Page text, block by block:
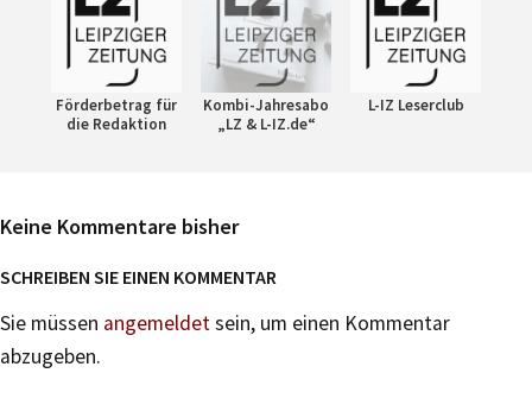
Förderbetrag für
die Redaktion
Kombi-Jahresabo
„LZ & L-IZ.de“
L-IZ Leserclub
Keine Kommentare bisher
SCHREIBEN SIE EINEN KOMMENTAR
Sie müssen angemeldetsein, um einen Kommentar
abzugeben.